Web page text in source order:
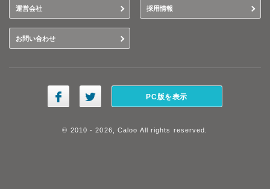
運営会社 採用情報
お問い合わせ
PC版を表示
© 2010 - 2026, Caloo All rights reserved.